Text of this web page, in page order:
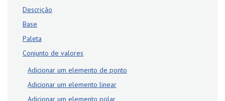
Descrição
Base
Paleta
Conjunto de valores
Adicionar um elemento de ponto
Adicionar um elemento linear
Adicionar um elemento polar